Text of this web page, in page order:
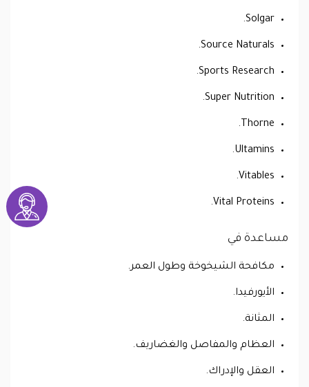
Solgar.
Source Naturals.
Sports Research.
Super Nutrition.
Thorne.
Ultamins.
Vitables.
Vital Proteins.
مساعدة في
مكافحة الشيخوخة وطول العمر.
الأيورفيدا.
المثانة.
العظام والمفاصل والغضاريف.
العقل والإدراك.